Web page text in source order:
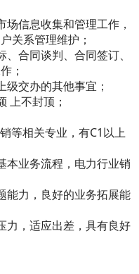
信息收集和管理工作，
关系管理维护；
合同谈判、合同签订、
；
交办的其他事宜；
上不封顶；
等相关专业，有C1以上
本业务流程，电力行业销
能力，良好的业务拓展能
力，适应出差，具有良好